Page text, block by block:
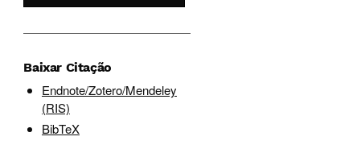
Baixar Citação
Endnote/Zotero/Mendeley
(RIS)
BibTeX